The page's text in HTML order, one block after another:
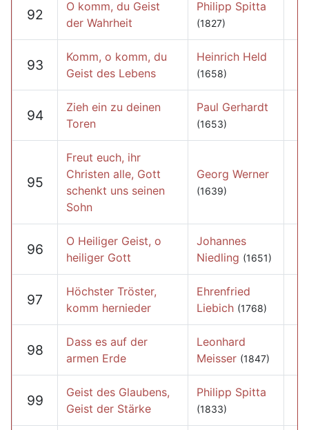
92
O komm, du Geist
der Wahrheit
Philipp Spitta
(1827)
93
Komm, o komm, du
Geist des Lebens
Heinrich Held
(1658)
94
Zieh ein zu deinen
Toren
Paul Gerhardt
(1653)
95
Freut euch, ihr
Christen alle, Gott
schenkt uns seinen
Sohn
Georg Werner
(1639)
96
O Heiliger Geist, o
heiliger Gott
Johannes
Niedling (1651)
97
Höchster Tröster,
komm hernieder
Ehrenfried
Liebich (1768)
98
Dass es auf der
armen Erde
Leonhard
Meisser (1847)
99
Geist des Glaubens,
Geist der Stärke
Philipp Spitta
(1833)